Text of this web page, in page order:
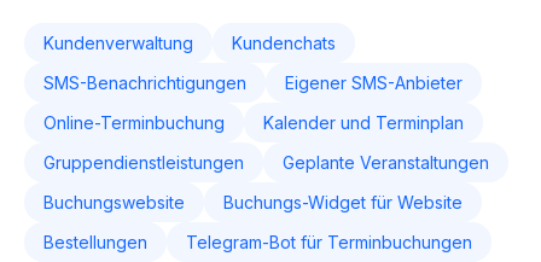
Kundenverwaltung
Kundenchats
SMS-Benachrichtigungen
Eigener SMS-Anbieter
Online-Terminbuchung
Kalender und Terminplan
Gruppendienstleistungen
Geplante Veranstaltungen
Buchungswebsite
Buchungs-Widget für Website
Bestellungen
Telegram-Bot für Terminbuchungen